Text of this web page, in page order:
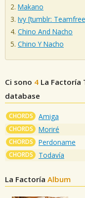
Makano
Ivy [tumblr:
Chino And Nacho
Chino Y Nacho
Ci sono 4 La Factoría
database
CHORDS Amiga
CHORDS Moriré
CHORDS Perdoname
CHORDS Todavía
La Factoría Album